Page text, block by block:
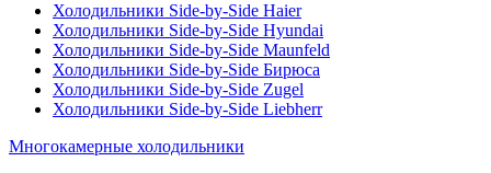
Холодильники Side-by-Side Haier
Холодильники Side-by-Side Hyundai
Холодильники Side-by-Side Maunfeld
Холодильники Side-by-Side Бирюса
Холодильники Side-by-Side Zugel
Холодильники Side-by-Side Liebherr
Многокамерные холодильники